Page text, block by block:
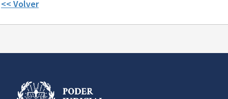
<< Volver